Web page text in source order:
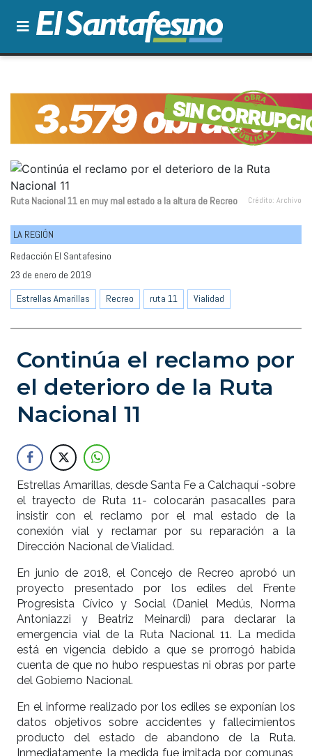
Ruta Nacional 11 en muy mal estado a la altura de Recreo Crédito: Archivo
LA REGIÓN
Redacción El Santafesino
23 de enero de 2019
Estrellas Amarillas
Recreo ruta 11 Vialidad
Continúa el reclamo por
el deterioro de la Ruta
Nacional 11
Estrellas Amarillas, desde Santa Fe a Calchaquí -sobre
el trayecto de Ruta 11- colocarán pasacalles para
insistir con el reclamo por el mal estado de la
conexión vial y reclamar por su reparación a la
Dirección Nacional de Vialidad.
En junio de 2018, el Concejo de Recreo aprobó un
proyecto presentado por los ediles del Frente
Progresista Cívico y Social (Daniel Medús, Norma
Antoniazzi y Beatriz Meinardi) para declarar la
emergencia vial de la Ruta Nacional 11. La medida
está en vigencia debido a que se prorrogó habida
cuenta de que no hubo respuestas ni obras por parte
del Gobierno Nacional.
En el informe realizado por los ediles se exponían los
datos objetivos sobre accidentes y fallecimientos
producto del estado de abandono de la Ruta.
Inmediatamente, la medida fue imitada por comunas,